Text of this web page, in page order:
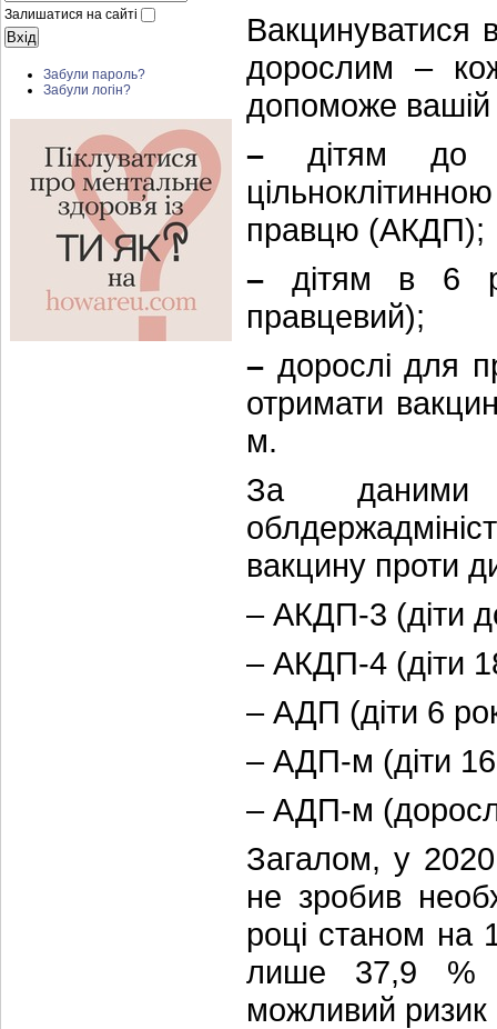
Залишатися на сайті
Забули пароль?
Забули логін?
Вакцинуватися
дорослим –
допоможе вашій
– дітям до
правцю (АКДП);
– дітям в 6
правцевий);
– дорослі для
отримати
м.
За даними
вакцину проти
– АКДП-3 (діти
– АКДП-4 (діти
– АДП (діти 6
– АДП-м (діти
– АДП-м
Загалом, у
не зробив
році станом на
лише 37,9 %
можливий ризик